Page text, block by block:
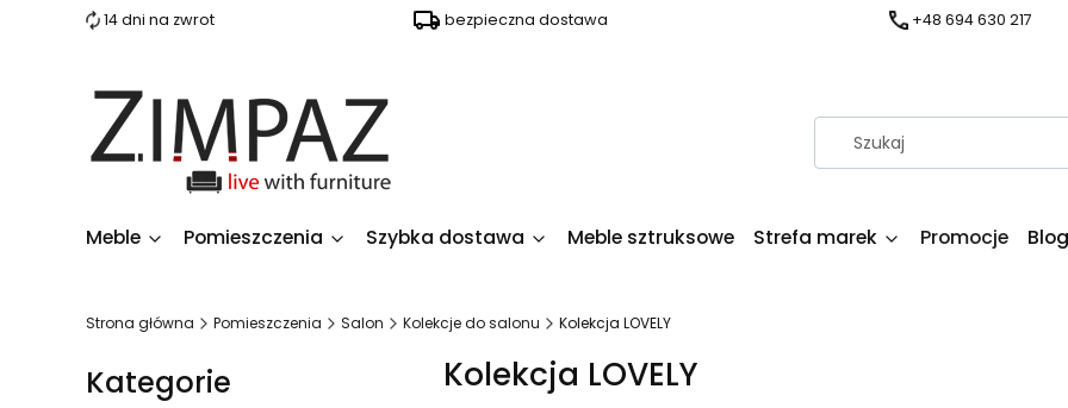
14 dni na zwrot bezpieczna dostawa +48 694 630 217
Meble Pomieszczenia Szybka dostawa Meble sztruksowe Strefa marek Promocje Blog
Strona główna Pomieszczenia Salon Kolekcje do salonu Kolekcja LOVELY
Kategorie Kolekcja LOVELY